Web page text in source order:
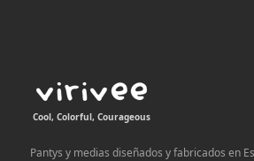
Cool, Colorful, Courageous
Pantys y medias diseñados y fabricados en